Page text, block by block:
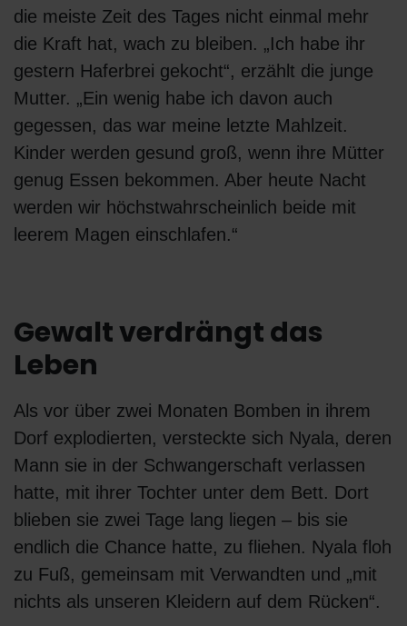
die meiste Zeit des Tages nicht einmal mehr
die Kraft hat, wach zu bleiben. „Ich habe ihr
gestern Haferbrei gekocht“, erzählt die junge
Mutter. „Ein wenig habe ich davon auch
gegessen, das war meine letzte Mahlzeit.
Kinder werden gesund groß, wenn ihre Mütter
genug Essen bekommen. Aber heute Nacht
werden wir höchstwahrscheinlich beide mit
leerem Magen einschlafen.“
Gewalt verdrängt das
Leben
Als vor über zwei Monaten Bomben in ihrem
Dorf explodierten, versteckte sich Nyala, deren
Mann sie in der Schwangerschaft verlassen
hatte, mit ihrer Tochter unter dem Bett. Dort
blieben sie zwei Tage lang liegen – bis sie
endlich die Chance hatte, zu fliehen. Nyala floh
zu Fuß, gemeinsam mit Verwandten und „mit
nichts als unseren Kleidern auf dem Rücken“.